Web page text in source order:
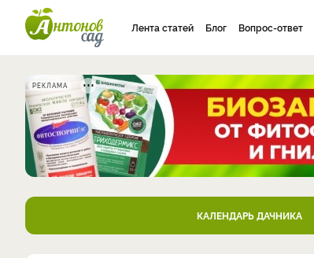
Лента статей Блог Вопрос-ответ
РЕКЛАМА
КАЛЕНДАРЬ ДАЧНИКА